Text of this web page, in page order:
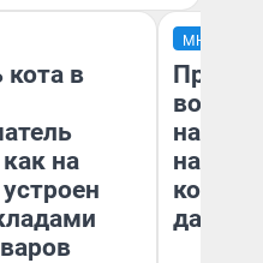
в
на
МНЕНИЕ
нам
даже